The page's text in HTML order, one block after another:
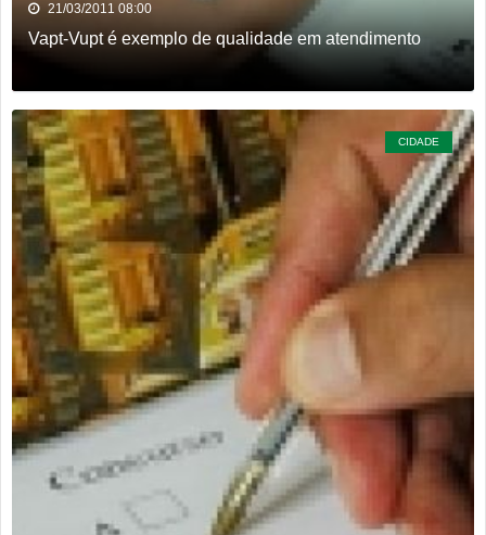
21/03/2011 08:00
Vapt-Vupt é exemplo de qualidade em atendimento
CIDADE